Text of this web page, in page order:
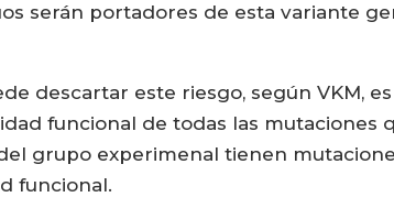
serán portadores de esta variante
descartar este riesgo, según VKM,
funcional de todas las mutaciones
grupo experimenal tienen
funcional.